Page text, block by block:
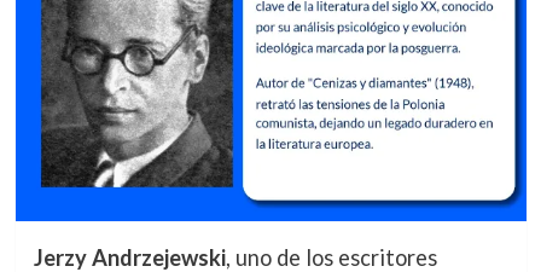
Jerzy Andrzejewski, uno de los escritores